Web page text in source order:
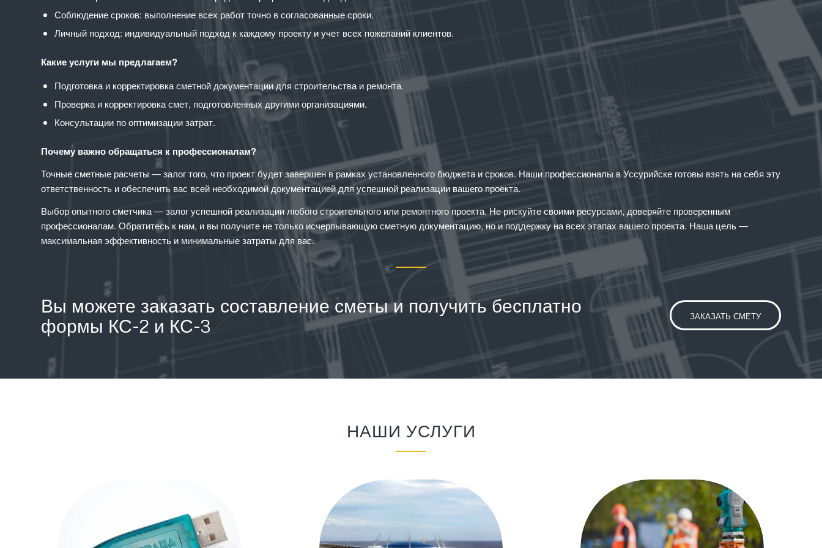
Соблюдение сроков: выполнение всех работ точно в согласованные сроки.
Личный подход: индивидуальный подход к каждому проекту и учет всех пожеланий клиентов.
Какие услуги мы предлагаем?
Подготовка и корректировка сметной документации для строительства и ремонта.
Проверка и корректировка смет, подготовленных другими организациями.
Консультации по оптимизации затрат.
Почему важно обращаться к профессионалам?
Точные сметные расчеты — залог того, что проект будет завершен в рамках установленного бюджета и сроков. Наши профессионалы в Уссурийске готовы взять на себя эту
ответственность и обеспечить вас всей необходимой документацией для успешной реализации вашего проекта.
Выбор опытного сметчика — залог успешной реализации любого строительного или ремонтного проекта. Не рискуйте своими ресурсами, доверяйте проверенным
профессионалам. Обратитесь к нам, и вы получите не только исчерпывающую сметную документацию, но и поддержку на всех этапах вашего проекта. Наша цель —
максимальная эффективность и минимальные затраты для вас.
Вы можете заказать составление сметы и получить бесплатно
формы КС-2 и КС-3
ЗАКАЗАТЬ СМЕТУ
НАШИ УСЛУГИ